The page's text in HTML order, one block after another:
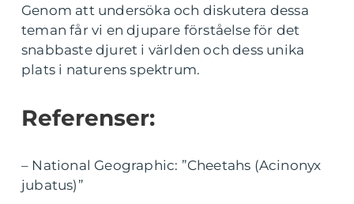
Genom att undersöka och diskutera dessa
teman får vi en djupare förståelse för det
snabbaste djuret i världen och dess unika
plats i naturens spektrum.
Referenser:
– National Geographic: ”Cheetahs (Acinonyx
jubatus)”